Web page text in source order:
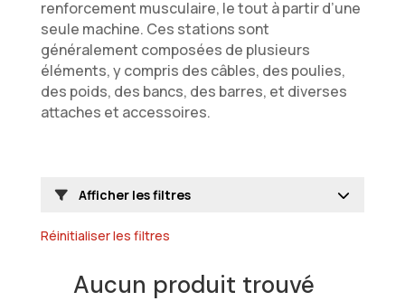
renforcement musculaire, le tout à partir d’une
seule machine. Ces stations sont
généralement composées de plusieurs
éléments, y compris des câbles, des poulies,
des poids, des bancs, des barres, et diverses
attaches et accessoires.
Afficher les filtres
Réinitialiser les filtres
Aucun produit trouvé